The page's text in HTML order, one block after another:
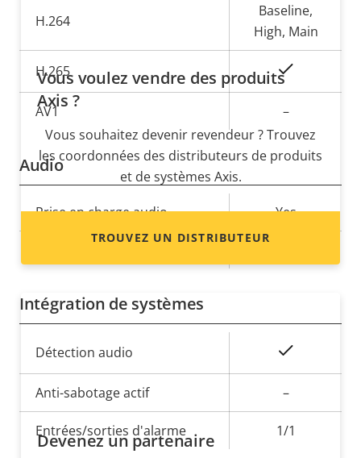
H.264
Baseline,
High, Main
H.265
AV1 –
Audio
Description
Valeur de
la
Prise en charge audio Yes
Intégration de systèmes
Description
de la
propriété
la
propriété
Détection audio
Anti-sabotage actif –
Entrées/sorties d'alarme 1/1
Vous voulez vendre des produits
Axis ?
Vous souhaitez devenir revendeur ? Trouvez
les coordonnées des distributeurs de produits
et de systèmes Axis.
TROUVEZ UN DISTRIBUTEUR
Devenez un partenaire